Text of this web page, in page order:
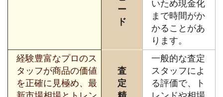
ー
ド
いため現金化
まで時間がか
かることがあ
ります。
経験豊富なプロのス
タッフが商品の価値
を正確に見極め、最
査
定
一般的な査定
スタッフによ
る評価で、ト